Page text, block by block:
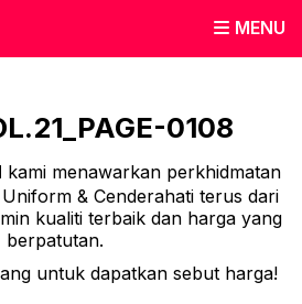
MENU
0108
kami menawarkan perkhidmatan
& Cenderahati terus dari
kualiti terbaik dan harga yang
berpatutan.
untuk dapatkan sebut harga!